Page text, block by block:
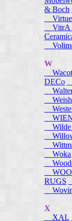
& Boch
VitrA
W
DECo
Wilde
Woka
RUGS
X
XAL